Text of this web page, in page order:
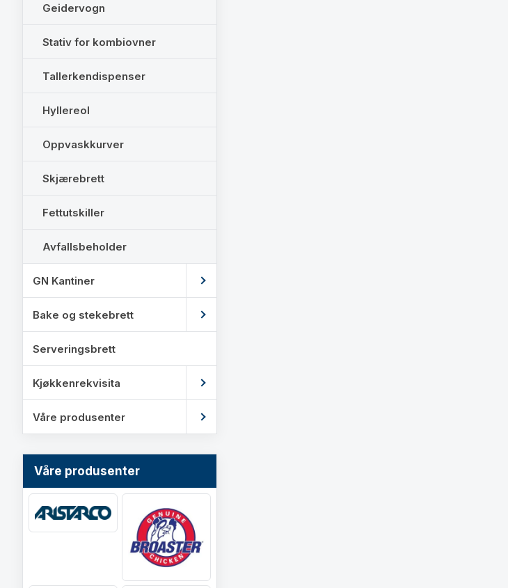
Geidervogn
Stativ for kombiovner
Tallerkendispenser
Hyllereol
Oppvaskkurver
Skjærebrett
Fettutskiller
Avfallsbeholder
GN Kantiner
Bake og stekebrett
Serveringsbrett
Kjøkkenrekvisita
Våre produsenter
Våre produsenter